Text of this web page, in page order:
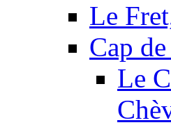
Le
Cap
Le